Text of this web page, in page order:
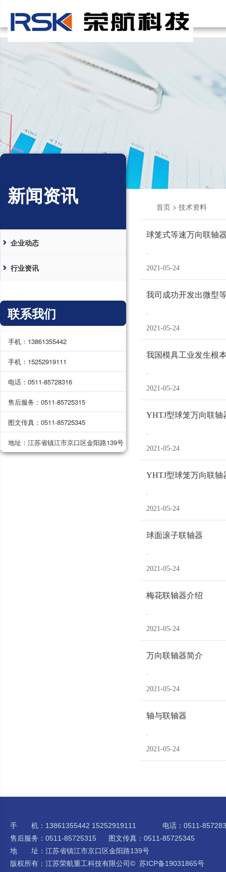
新闻资讯
企业动态
行业资讯
联系我们
手机：13861355442
手机：15252919111
电话：0511-85728316
售后服务：0511-85725315
图文传真：0511-85725345
地址：江苏省镇江市京口区金阳路139号
首页 > 技术资料
球笼式等速万向联轴
.
2021-05-24
我司成功开发出微型
.
2021-05-24
我国模具工业发生根
.
2021-05-24
YHTJ型球笼万向联轴
.
2021-05-24
YHTJ型球笼万向联轴
.
2021-05-24
球面滚子联轴器
.
2021-05-24
梅花联轴器介绍
.
2021-05-24
万向联轴器简介
.
2021-05-24
轴与联轴器
.
2021-05-24
手 机：13861355442 15252919111 电话：0511-
售后服务：0511-85725315 图文传真：0511-85725345
地 址：江苏省镇江市京口区金阳路139号
版权所有：江苏荣航重工科技有限公司© 苏ICP备19031865号